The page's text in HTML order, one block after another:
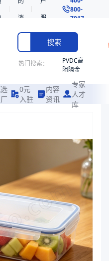
消
息
服
务
800-
7017
搜索
热门搜索：
PVDC高
阻隔金
共挤热
收缩袋
收缩袋
221360
烤箱袋
221330
SE53
热收缩
袋
拉伸膜
0元
入驻
内容
资讯
专家
人才
库
，提供详尽的规格参数、实物